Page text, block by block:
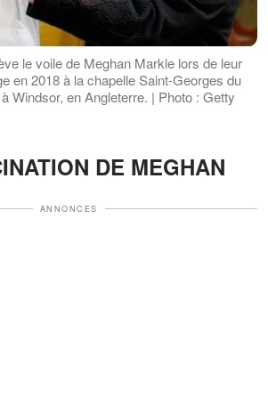
le voile de Meghan Markle lors de leur
en 2018 à la chapelle Saint-Georges du
Windsor, en Angleterre. | Photo : Getty
DE MEGHAN
ANNONCES